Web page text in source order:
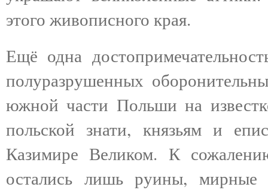
этого живописного края.
Ещё одна
полуразрушенных
южной части Польши на
польской знати, князьям и
Казимире Великом. К
остались лишь руины,